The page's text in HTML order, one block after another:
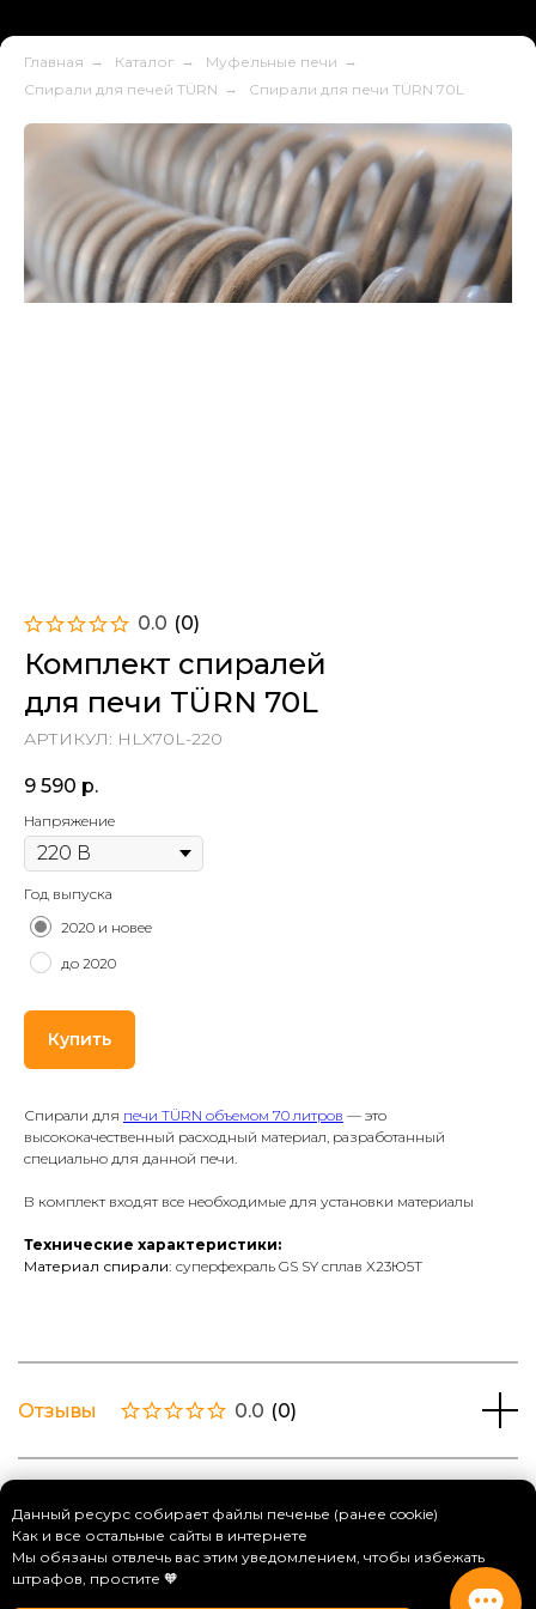
Данный ресурс собирает файлы печенье (ранее cookie)
Как и все остальные сайты в интернете
Мы обязаны отвлечь вас этим уведомлением, чтобы избежать
штрафов, простите 🧡
Главная → Каталог → Муфельные печи →
Спирали для печей TÜRN → Спирали для печи TÜRN 70L
0.0 (0)
Комплект спиралей
для печи TÜRN 70L
АРТИКУЛ: HLX70L-220
9 590 р.
Напряжение
Год выпуска
2020 и новее
до 2020
Купить
Спирали для печи TÜRN объемом 70 литров — это
высококачественный расходный материал, разработанный
специально для данной печи.
В комплект входят все необходимые для установки материалы
Технические характеристики:
Материал спирали: суперфехраль GS SY сплав Х23Ю5Т
Отзывы 0.0 (0)